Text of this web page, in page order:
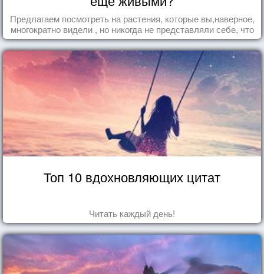
Предлагаем посмотреть на растения, которые вы,наверное,
многократно видели , но никогда не представляли себе, что
употребляете их в пищу.
Топ 10 вдохновляющих цитат
Читать каждый день!